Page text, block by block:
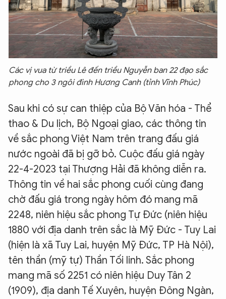
Các vị vua từ triều Lê đến triều Nguyễn ban 22 đạo sắc
phong cho 3 ngôi đình Hương Canh (tỉnh Vĩnh Phúc)
Sau khi có sự can thiệp của Bộ Văn hóa - Thể
thao & Du lịch, Bộ Ngoại giao, các thông tin
về sắc phong Việt Nam trên trang đấu giá
nước ngoài đã bị gỡ bỏ. Cuộc đấu giá ngày
22-4-2023 tại Thượng Hải đã không diễn ra.
Thông tin về hai sắc phong cuối cùng đang
chờ đấu giá trong ngày hôm đó mang mã
2248, niên hiệu sắc phong Tự Đức (niên hiệu
1880 với địa danh trên sắc là Mỹ Đức - Tuy Lai
(hiện là xã Tuy Lai, huyện Mỹ Đức, TP Hà Nội),
tên thần (mỹ tự) Thần Tối linh. Sắc phong
mang mã số 2251 có niên hiệu Duy Tân 2
(1909), địa danh Tế Xuyên, huyện Đông Ngàn,